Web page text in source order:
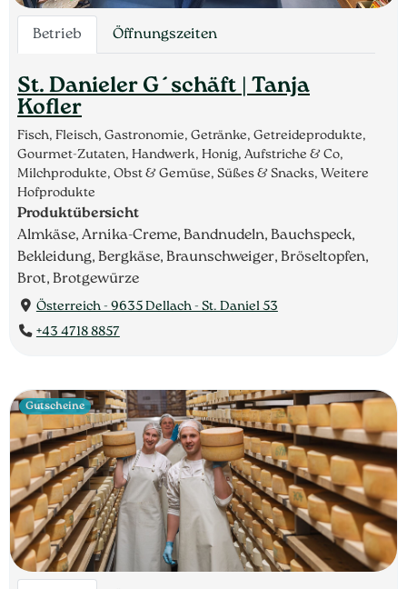
Betrieb Öffnungszeiten
St. Danieler G´schäft | Tanja
Kofler
Fisch, Fleisch, Gastronomie, Getränke, Getreideprodukte,
Gourmet-Zutaten, Handwerk, Honig, Aufstriche & Co,
Milchprodukte, Obst & Gemüse, Süßes & Snacks, Weitere
Hofprodukte
Produktübersicht
Almkäse, Arnika-Creme, Bandnudeln, Bauchspeck,
Bekleidung, Bergkäse, Braunschweiger, Bröseltopfen,
Brot, Brotgewürze
Österreich - 9635 Dellach - St. Daniel 53
+43 4718 8857
Gutscheine